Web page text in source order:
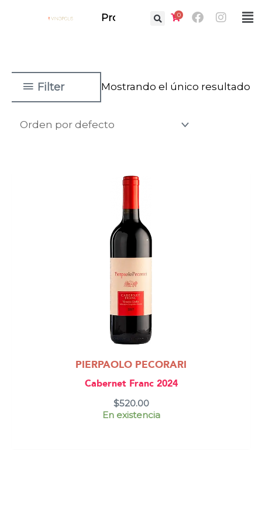
Prof. 0 Facebook
Filter Mostrando el único resultado
PIERPAOLO PECORARI
Cabernet Franc 2024
$520.00
En existencia